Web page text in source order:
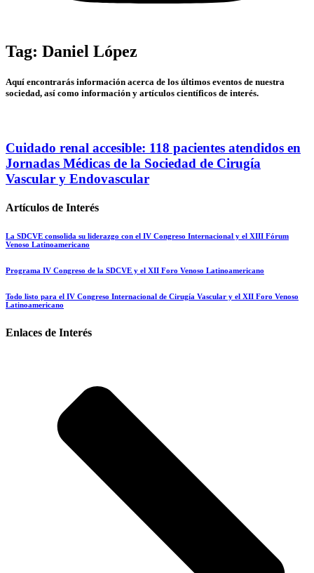
Tag: Daniel López
Aquí encontrarás información acerca de los últimos eventos de nuestra
sociedad, así como información y artículos científicos de interés.
Cuidado renal accesible: 118 pacientes atendidos en
Jornadas Médicas de la Sociedad de Cirugía
Vascular y Endovascular
Artículos de Interés
La SDCVE consolida su liderazgo con el IV Congreso Internacional y el XIII Fórum
Venoso Latinoamericano
Programa IV Congreso de la SDCVE y el XII Foro Venoso Latinoamericano
Todo listo para el IV Congreso Internacional de Cirugía Vascular y el XII Foro Venoso
Latinoamericano
Enlaces de Interés